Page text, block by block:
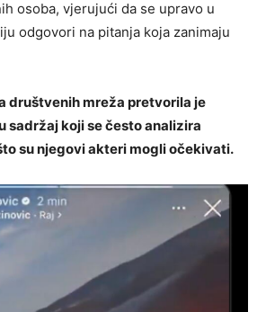
osoba, vjerujući da se upravo u
odgovori na pitanja koja zanimaju
društvenih mreža pretvorila je
sadržaj koji se često analizira
su njegovi akteri mogli očekivati.